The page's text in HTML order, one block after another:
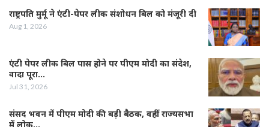
राष्ट्रपति मुर्मू ने एंटी-पेपर लीक संशोधन बिल को मंजूरी दी
Aug 1, 2026
एंटी पेपर लीक बिल पास होने पर पीएम मोदी का संदेश,
वादा पूरा…
Jul 31, 2026
संसद भवन में पीएम मोदी की बड़ी बैठक, वहीं राज्यसभा
में लोक…